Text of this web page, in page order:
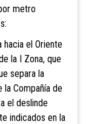
metro
el Oriente
la I Zona, que
separa la
Compañía de
el deslinde
indicados en la